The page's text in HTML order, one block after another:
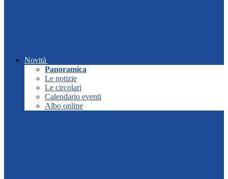
Novità
Panoramica
Le notizie
Le circolari
Calendario eventi
Albo online